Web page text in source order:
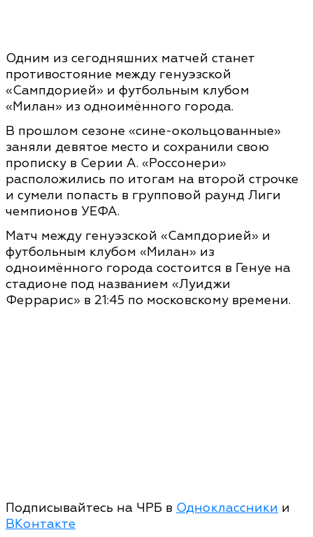
Одним из сегодняшних матчей станет
противостояние между генуэзской
«Сампдорией» и футбольным клубом
«Милан» из одноимённого города.
В прошлом сезоне «сине-окольцованные»
заняли девятое место и сохранили свою
прописку в Серии А. «Россонери»
расположились по итогам на второй строчке
и сумели попасть в групповой раунд Лиги
чемпионов УЕФА.
Матч между генуэзской «Сампдорией» и
футбольным клубом «Милан» из
одноимённого города состоится в Генуе на
стадионе под названием «Луиджи
Феррарис» в 21:45 по московскому времени.
Подписывайтесь на ЧРБ в Одноклассники и
ВКонтакте